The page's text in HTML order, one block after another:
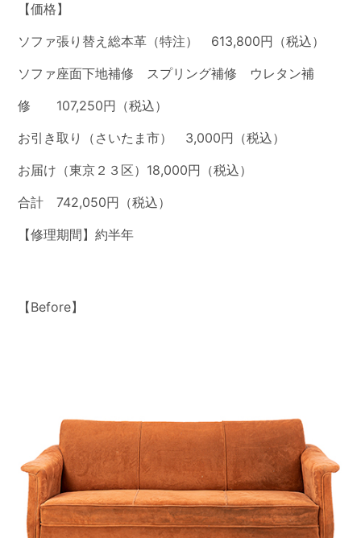
【価格】
ソファ張り替え総本革（特注） 613,800円（税込）
ソファ座面下地補修 スプリング補修 ウレタン補
修 107,250円（税込）
お引き取り（さいたま市） 3,000円（税込）
お届け（東京２３区）18,000円（税込）
合計 742,050円（税込）
【修理期間】約半年
【Before】